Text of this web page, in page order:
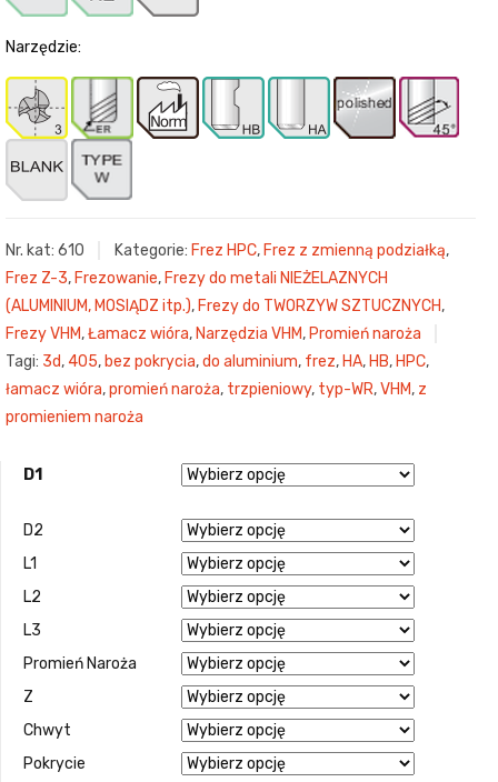
Narzędzie:
Nr. kat: 610 Kategorie: Frez HPC, Frez z zmienną podziałką,
Frez Z-3, Frezowanie, Frezy do metali NIEŻELAZNYCH
(ALUMINIUM, MOSIĄDZ itp.), Frezy do TWORZYW SZTUCZNYCH,
Frezy VHM,Łamacz wióra, Narzędzia VHM, Promień naroża
Tagi: 3d, 405, bez pokrycia,do aluminium, frez, HA, HB, HPC,
łamacz wióra,promień naroża, trzpieniowy, typ-WR,VHM, z
promieniem naroża
D1
D2
L1
L2
L3
Promień Naroża
Z
Chwyt
Pokrycie